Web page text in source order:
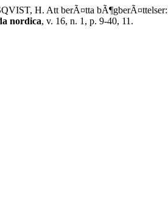
H. Att berÃ¤tta
nordica, v. 16, n. 1, p. 9-40, 11.